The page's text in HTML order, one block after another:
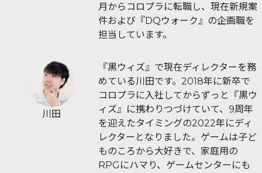
月からコロプラに転職し、現在新規案
件および『DQウォーク』の企画職を
担当しています。
川田
『黒ウィズ』で現在ディレクターを務
めている川田です。2018年に新卒で
コロプラに入社してからずっと『黒ウ
ィズ』に携わりつづけていて、9周年
を迎えたタイミングの2022年にディ
レクターとなりました。ゲームは子ど
ものころから大好きで、家庭用の
RPGにハマり、ゲームセンターにも